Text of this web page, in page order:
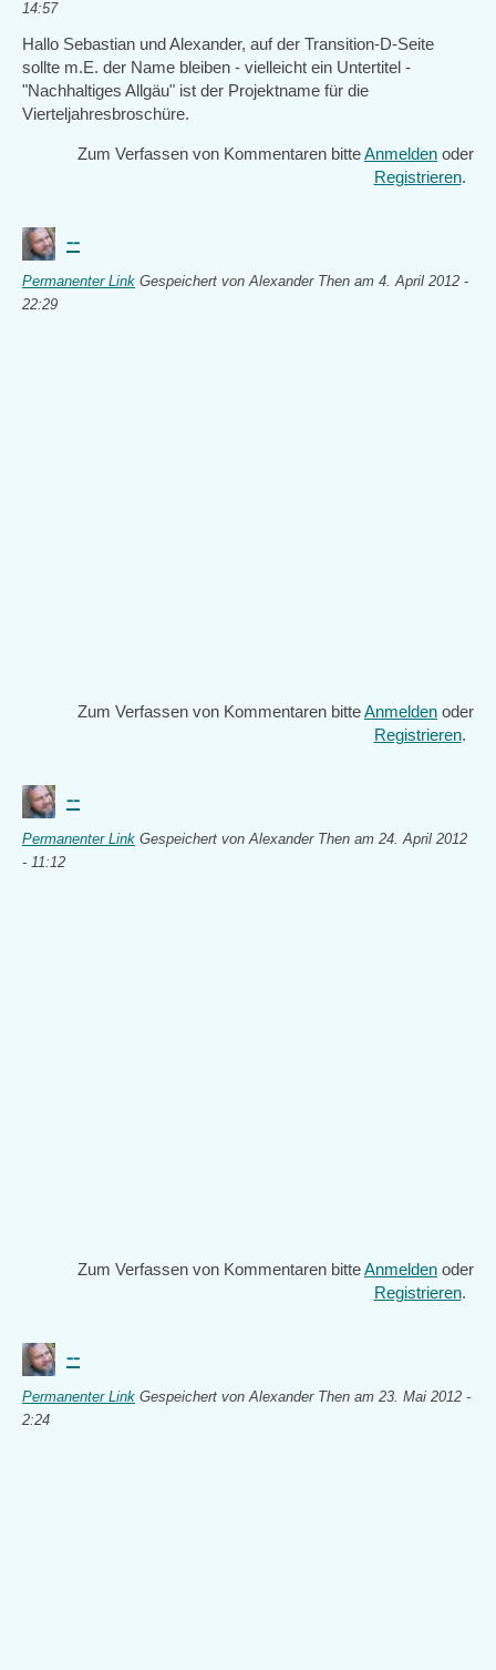
14:57
Hallo Sebastian und Alexander, auf der Transition-D-Seite
sollte m.E. der Name bleiben - vielleicht ein Untertitel -
"Nachhaltiges Allgäu" ist der Projektname für die
Vierteljahresbroschüre.
Zum Verfassen von Kommentaren bitteAnmelden oder
Registrieren.
--
Permanenter Link Gespeichert vonAlexander Then am 4. April 2012 -
22:29
Zum Verfassen von Kommentaren bitteAnmelden oder
Registrieren.
--
Permanenter Link Gespeichert vonAlexander Then am 24. April 2012
- 11:12
Zum Verfassen von Kommentaren bitteAnmelden oder
Registrieren.
--
Permanenter Link Gespeichert vonAlexander Then am 23. Mai 2012 -
2:24